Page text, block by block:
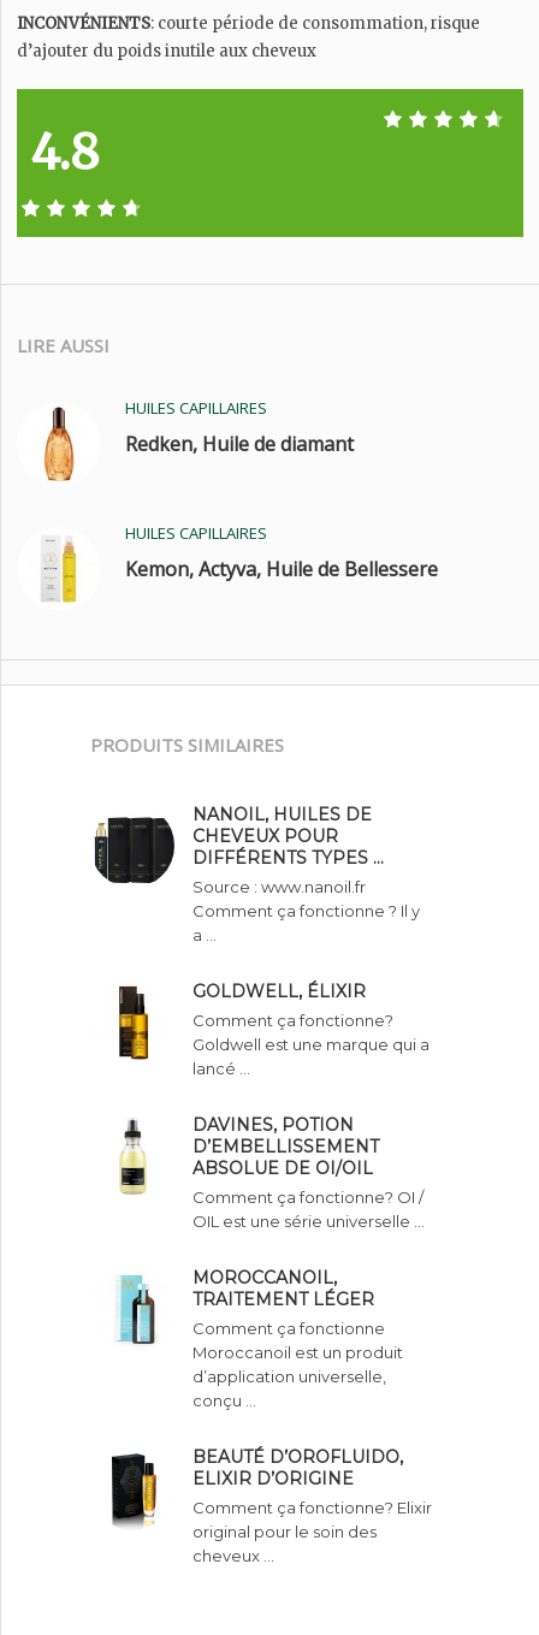
INCONVÉNIENTS: courte période de consommation, risque
d’ajouter du poids inutile aux cheveux
4.8
LIRE AUSSI
HUILES CAPILLAIRES
Redken, Huile de diamant
HUILES CAPILLAIRES
Kemon, Actyva, Huile de Bellessere
PRODUITS SIMILAIRES
NANOIL, HUILES DE
CHEVEUX POUR
DIFFÉRENTS TYPES …
Source : www.nanoil.fr
Comment ça fonctionne ? Il y
a …
GOLDWELL, ÉLIXIR
Comment ça fonctionne?
Goldwell est une marque qui a
lancé …
DAVINES, POTION
D’EMBELLISSEMENT
ABSOLUE DE OI/OIL
Comment ça fonctionne? OI /
OIL est une série universelle …
MOROCCANOIL,
TRAITEMENT LÉGER
Comment ça fonctionne
Moroccanoil est un produit
d’application universelle,
conçu …
BEAUTÉ D’OROFLUIDO,
ELIXIR D’ORIGINE
Comment ça fonctionne? Elixir
original pour le soin des
cheveux …